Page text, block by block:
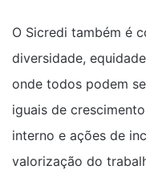
O Sicredi também é
diversidade,
onde todos podem
iguais de
interno e ações de
valorização do